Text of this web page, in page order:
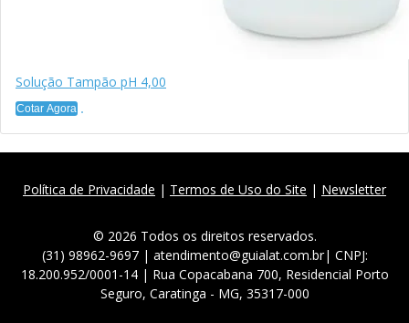
Solução Tampão pH 4,00
Cotar Agora
Política de Privacidade | Termos de Uso do Site | Newsletter
© 2026 Todos os direitos reservados.
(31) 98962-9697 | atendimento@guialat.com.br| CNPJ:
18.200.952/0001-14 | Rua Copacabana 700, Residencial Porto
Seguro, Caratinga - MG, 35317-000